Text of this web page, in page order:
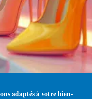
adaptés à votre bien-